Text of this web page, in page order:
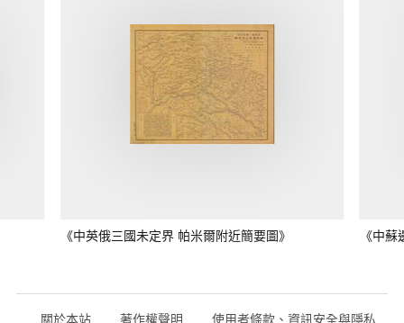
《中英俄三國未定界 帕米爾附近簡要圖》 《中
關於本站 著作權聲明 使用者條款、資訊安全與隱私